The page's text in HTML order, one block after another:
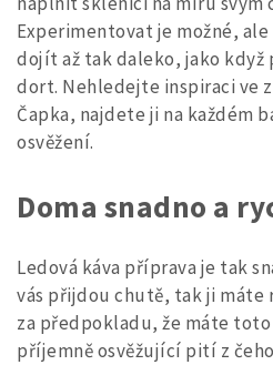
Experimentovat je možné,
dojít až tak daleko, jako když
dort. Nehledejte inspiraci ve
Čapka, najdete ji na každém
osvěžení.
Doma snadno a
Ledová káva příprava je tak
vás přijdou chutě, tak ji máte
za předpokladu, že máte toto
příjemně osvěžující pití z